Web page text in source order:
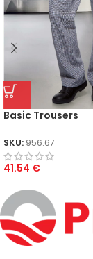
Basic Trousers
SKU: 956.67
41.54 €